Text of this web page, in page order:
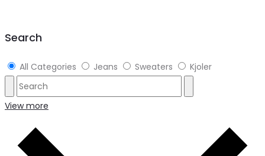
Search
All Categories Jeans Sweaters Kjoler
View more